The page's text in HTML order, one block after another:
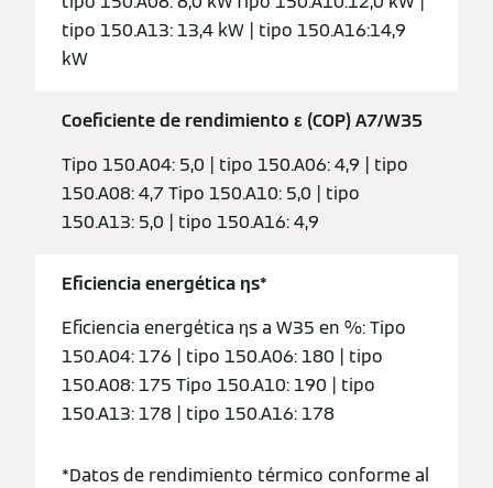
tipo 150.A13: 13,4 kW | tipo 150.A16:14,9
kW
Coeficiente de rendimiento ε (COP) A7/W35
Tipo 150.A04: 5,0 | tipo 150.A06: 4,9 | tipo
150.A08: 4,7 Tipo 150.A10: 5,0 | tipo
150.A13: 5,0 | tipo 150.A16: 4,9
Eficiencia energética ƞs*
Eficiencia energética ƞs a W35 en %: Tipo
150.A04: 176 | tipo 150.A06: 180 | tipo
150.A08: 175 Tipo 150.A10: 190 | tipo
150.A13: 178 | tipo 150.A16: 178
*Datos de rendimiento térmico conforme al